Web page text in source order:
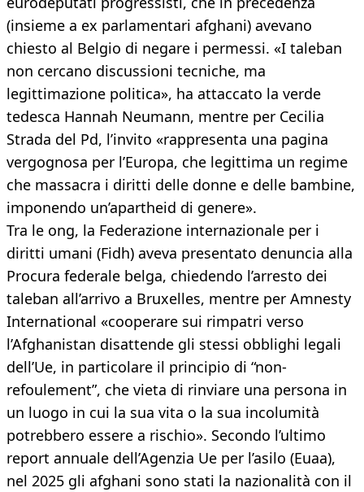
(insieme a ex parlamentari afghani) avevano
chiesto al Belgio di negare i permessi. «I taleban
non cercano discussioni tecniche, ma
legittimazione politica», ha attaccato la verde
tedesca Hannah Neumann, mentre per Cecilia
Strada del Pd, l’invito «rappresenta una pagina
vergognosa per l’Europa, che legittima un regime
che massacra i diritti delle donne e delle bambine,
imponendo un’apartheid di genere».
Tra le ong, la Federazione internazionale per i
diritti umani (Fidh) aveva presentato denuncia alla
Procura federale belga, chiedendo l’arresto dei
taleban all’arrivo a Bruxelles, mentre per Amnesty
International «cooperare sui rimpatri verso
l’Afghanistan disattende gli stessi obblighi legali
dell’Ue, in particolare il principio di “non-
refoulement”, che vieta di rinviare una persona in
un luogo in cui la sua vita o la sua incolumità
potrebbero essere a rischio». Secondo l’ultimo
report annuale dell’Agenzia Ue per l’asilo (Euaa),
nel 2025 gli afghani sono stati la nazionalità con il